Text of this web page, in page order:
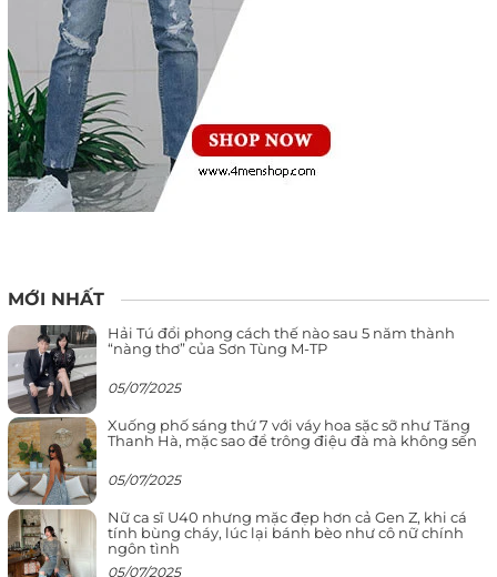
MỚI NHẤT
Hải Tú đổi phong cách thế nào sau 5 năm thành
“nàng thơ” của Sơn Tùng M-TP
05/07/2025
Xuống phố sáng thứ 7 với váy hoa sặc sỡ như Tăng
Thanh Hà, mặc sao để trông điệu đà mà không sến
05/07/2025
Nữ ca sĩ U40 nhưng mặc đẹp hơn cả Gen Z, khi cá
tính bùng cháy, lúc lại bánh bèo như cô nữ chính
ngôn tình
05/07/2025